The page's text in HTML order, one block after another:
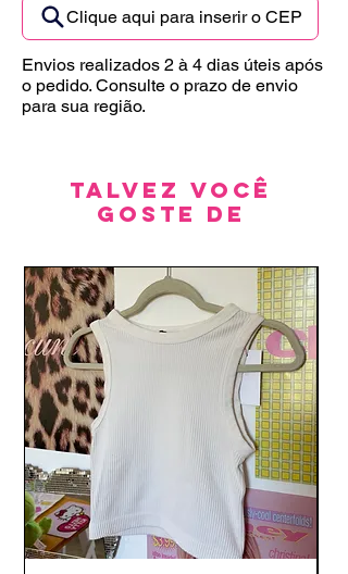
Clique aqui para inserir o CEP
Envios realizados 2 à 4 dias úteis após
o pedido. Consulte o prazo de envio
para sua região.
Talvez você
goste de